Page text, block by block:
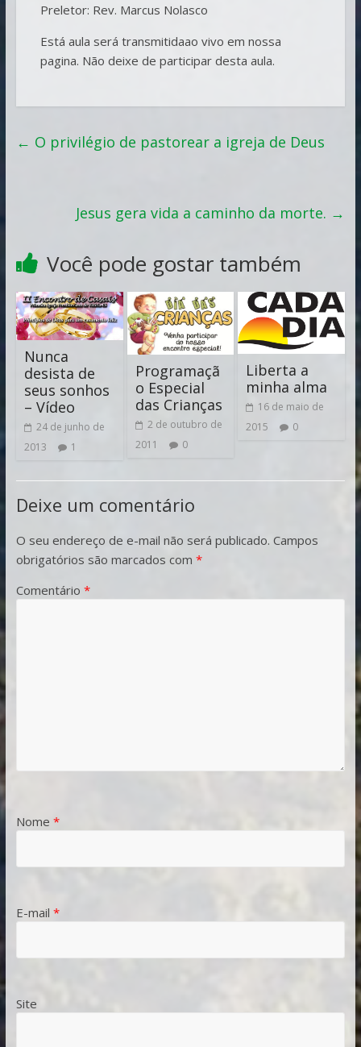
Preletor: Rev. Marcus Nolasco
Está aula será transmitidaao vivo em nossa
pagina. Não deixe de participar desta aula.
← O privilégio de pastorear a igreja de Deus
Jesus gera vida a caminho da morte. →
Você pode gostar também
Nunca
desista de
seus sonhos
– Vídeo
24 de junho de
2013
1
Programaçã
o Especial
das Crianças
2 de outubro de
2011
0
Liberta a
minha alma
16 de maio de
2015
0
Deixe um comentário
O seu endereço de e-mail não será publicado. Campos
obrigatórios são marcados com *
Comentário *
Nome *
E-mail *
Site